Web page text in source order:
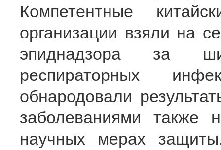
Компетентные
организации взяли на
эпиднадзора за
респираторных
обнародовали
заболеваниями также
научных мерах